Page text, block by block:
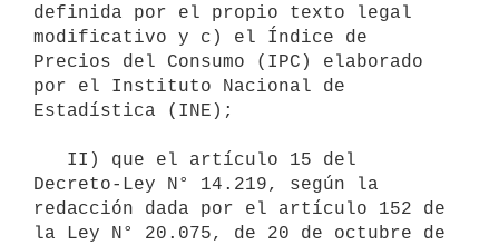
definida por el propio texto legal
modificativo y c) el Índice de
Precios del Consumo (IPC) elaborado
por el Instituto Nacional de
Estadística (INE);
Decreto-Ley N° 14.219, según la
redacción dada por el artículo 152 de
la Ley N° 20.075, de 20 de octubre de